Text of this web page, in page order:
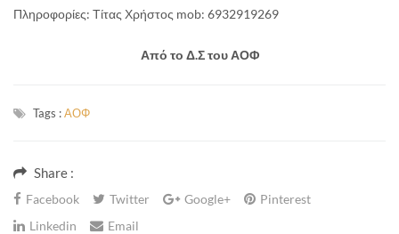
Πληροφορίες: Τίτας Χρήστος mob: 6932919269
Από το Δ.Σ του ΑΟΦ
Tags :ΑΟΦ
Share :
Facebook Twitter Google+
Pinterest
Linkedin
Email